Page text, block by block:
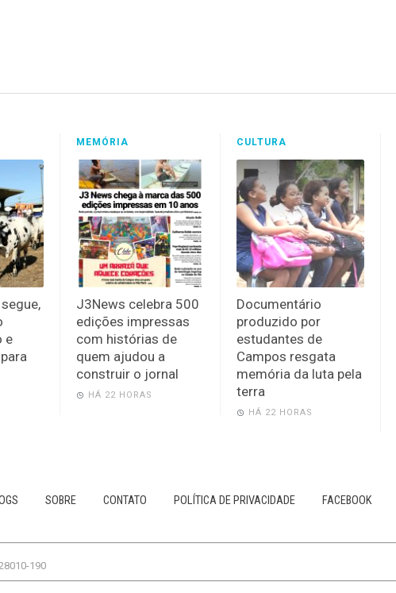
e
MEMÓRIA
J3News celebra 500
edições impressas
com histórias de
quem ajudou a
construir o jornal
HÁ 22 HORAS
CULTURA
Documentário
produzido por
estudantes de
Campos resgata
memória da luta pela
terra
HÁ 22 HORAS
SOBRE CONTATO POLÍTICA DE PRIVACIDADE FACEBOOK
190